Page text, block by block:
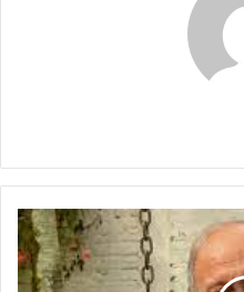
Colombia
entre
Ecuador